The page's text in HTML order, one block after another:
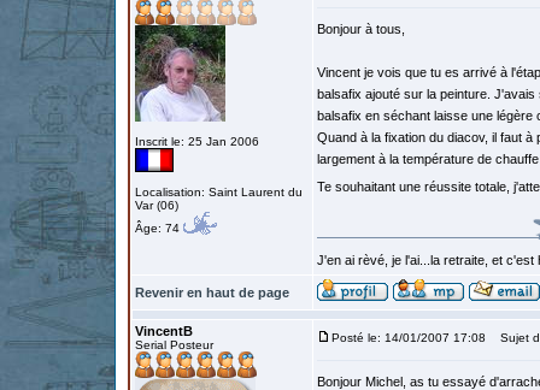
Inscrit le: 25 Jan 2006
Localisation: Saint Laurent du
Var (06)
Âge: 74
Bonjour à tous,
Vincent je vois que tu es arrivé à
balsafix ajouté sur la peinture.
balsafix en séchant laisse une
Quand à la fixation du diacov, il faut
largement à la température de
Te souhaitant une réussite totale,
J'en ai rèvé, je l'ai...la retraite, et c'est
Revenir en haut de page
VincentB
Serial Posteur
Posté le: 14/01/2007 17:08 Sujet
Bonjour Michel, as tu essayé